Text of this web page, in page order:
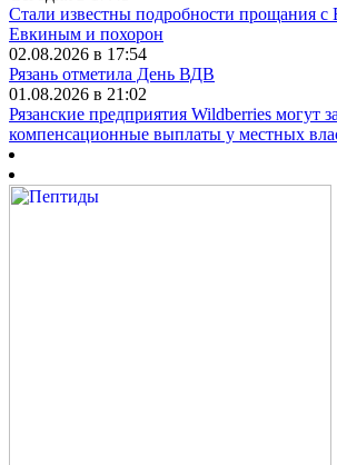
Стали известны подробности прощания с
Евкиным и похорон
02.08.2026 в 17:54
Рязань отметила День ВДВ
01.08.2026 в 21:02
Рязанские предприятия Wildberries могут
компенсационные выплаты у местных